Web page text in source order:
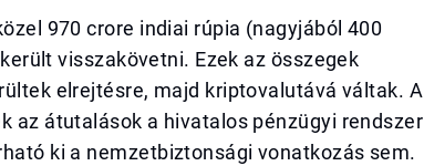
970 crore indiai rúpia (nagyjából 400
visszakövetni. Ezek az összegek
elrejtésre, majd kriptovalutává váltak. A
az átutalások a hivatalos pénzügyi rendszer
ki a nemzetbiztonsági vonatkozás sem.